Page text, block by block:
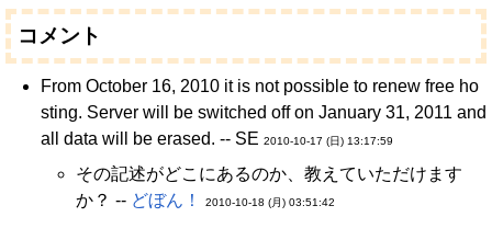
コメント
From October 16, 2010 it is not possible to renew free ho
sting. Server will be switched off on January 31, 2011 and
all data will be erased. -- SE 2010-10-17 (日) 13:17:59
その記述がどこにあるのか、教えていただけます
か？ -- どぼん！ 2010-10-18 (月) 03:51:42